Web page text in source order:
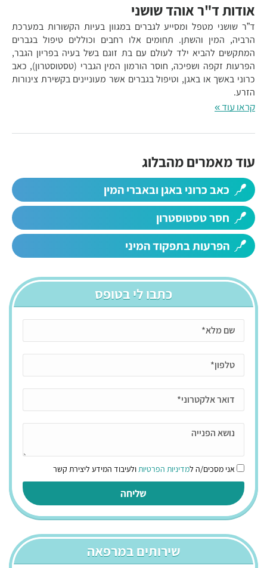
אודות ד"ר אוהד שושני
ד”ר שושני מטפל ומסייע לגברים במגוון בעיות הקשורות במערכת
הרביה, המין והשתן. תחומים אלו רחבים וכוללים טיפול בגברים
המתקשים להביא ילד לעולם עם בת זוגם בשל בעיה בפריון הגבר,
הפרעות זקפה ושפיכה, חוסר הורמון המין הגברי (טסטוסטרון), כאב
כרוני באשך או באגן, וטיפול בגברים אשר מעוניינים בקשירת צינורות
הזרע.
קראו עוד »
עוד מאמרים מהבלוג
כאב כרוני באגן ובאברי המין
חסר טסטוסטרון
הפרעות בתפקוד המיני
כתבו לי בטופס
אני מסכים/ה למדיניות הפרטיותולעיבוד המידע ליצירת קשר
שירותים במרפאה